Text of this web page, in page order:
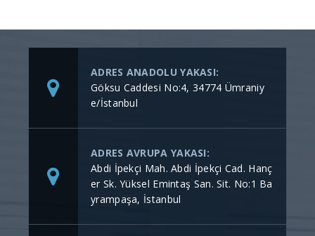
ADRES ANADOLU YAKASI:
Göksu Caddesi No:4, 34774 Ümraniy
e/İstanbul
ADRES AVRUPA YAKASI:
Abdi İpekçi Mah. Abdi İpekçi Cad. Hanç
er Sk. Yüksel Emintaş San. Sit. No:1 Ba
yrampaşa, İstanbul